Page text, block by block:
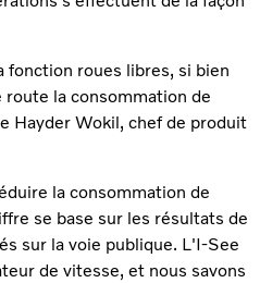
fonction roues libres, si bien
la consommation de
Hayder Wokil, chef de produit
la consommation de
se base sur les résultats de
sur la voie publique. L'I-See
de vitesse, et nous savons